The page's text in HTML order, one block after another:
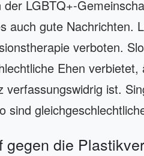
der LGBTQ+-
auch gute Nachrichten.
verboten.
Ehen
verfassungswidrig ist.
sind
gegen die